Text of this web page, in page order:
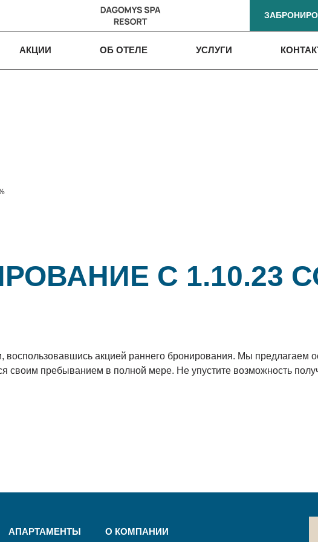
АКЦИИ ОБ ОТЕЛЕ УСЛУГИ
С 1.10.23
акцией раннего бронирования. Мы предлагаем
своим пребыванием в полной мере. Не упустите возможность
АПАРТАМЕНТЫ O КОМПАНИИ